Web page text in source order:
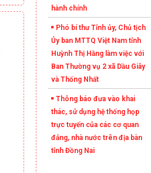
hành chính
Phó bí thư Tỉnh ủy, Chủ tịch
Ủy ban MTTQ Việt Nam tỉnh
Huỳnh Thị Hằng làm việc với
Ban Thường vụ 2 xã Dầu Giây
và Thống Nhất
Thông báo đưa vào khai
thác, sử dụng hệ thống họp
trực tuyến của các cơ quan
đảng, nhà nước trên địa bàn
tỉnh Đồng Nai